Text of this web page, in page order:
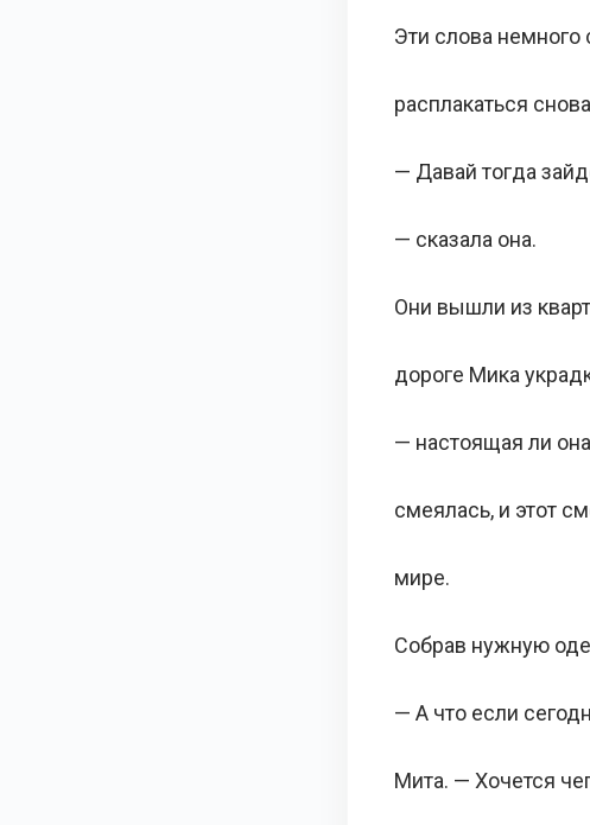
Эти слова немного
расплакаться
— Давай тогда
— сказала она.
Они вышли из
дороге Мика
— настоящая ли
смеялась, и этот
мире.
Собрав нужную
— А что если
Мита. — Хочется